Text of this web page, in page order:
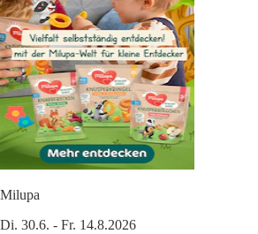
Milupa
Di. 30.6. - Fr. 14.8.2026